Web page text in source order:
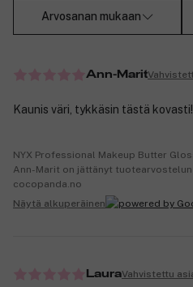
Arvosanan mukaan
Ann-Marit
Kaunis väri, tykkäsin tästä kovasti!
NYX Professional Makeup Butter
Ann-Marit on jättänyt tuotearvostelun
cocopanda.no
Näytä alkuperäinen
LauraVahvistettu